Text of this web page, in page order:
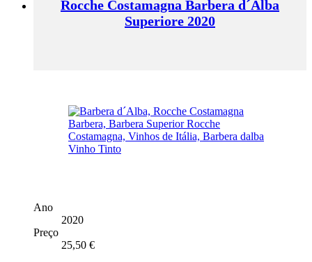
Rocche Costamagna Barbera d´Alba
Superiore 2020
Ano
2020
Preço
25,50 €